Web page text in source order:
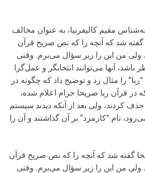
مقیم کالیفرنیا، به عنوان مخالف
گفته شد که آنچه را که نص صریح قرآن
ولی من این را زیر سؤال می‌برم. وقتی
آنها می‌توانند انتخابگر و عمل‌گرا
را مثال زد و توضیح داد که چگونه در
در قرآن ربا صریحا حرام اعلام شده،
کردند، ولی بعد از آنکه دیدند سیستم
نام “کارمزد” بر آن گذاشتند و آن را
گفته شد که آنچه را که نص صریح قرآن
ولی من این را زیر سؤال می‌برم. وقتی